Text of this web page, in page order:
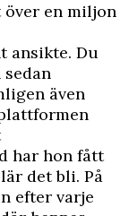
över en miljon
ansikte. Du
sedan
även
har hon fått
det bli. På
efter varje